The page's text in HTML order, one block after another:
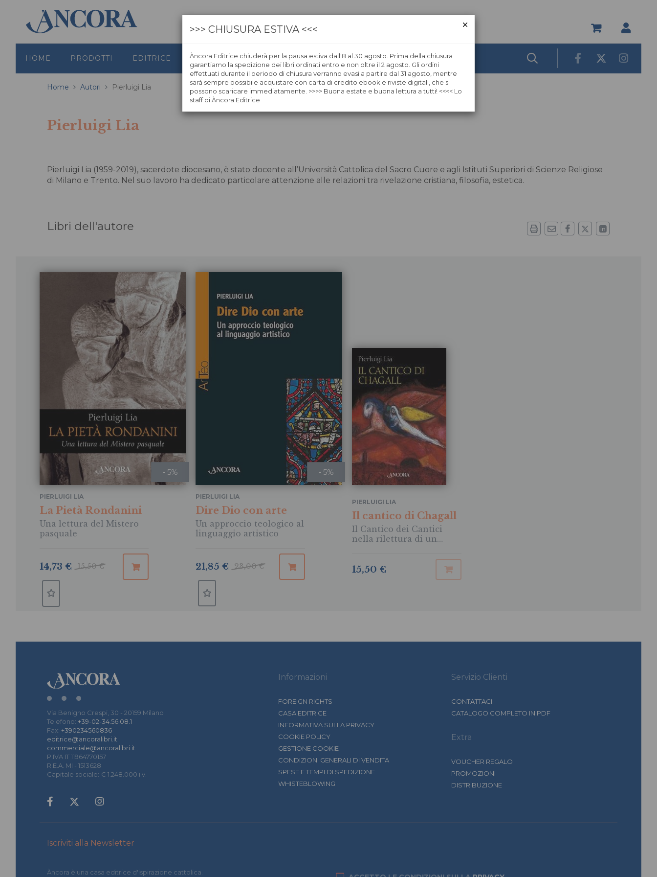
HOME PRODOTTI EDITRICE GRAFICA LIBRERIE ÀNCORAWOW
Home Autori Pierluigi Lia
Pierluigi Lia
Pierluigi Lia (1959-2019), sacerdote diocesano, è stato docente all’Università Cattolica del Sacro Cuore e agli Istituti Superiori di Scienze Religiose
di Milano e Trento. Nel suo lavoro ha dedicato particolare attenzione alle relazioni tra rivelazione cristiana, filosofia, estetica.
Libri dell'autore
- 5%
La Pietà Rondanini
Una lettura del Mistero
pasquale
PIERLUIGI LIA
15,50 €
14,73 €
- 5%
Dire Dio con arte
Un approccio teologico al
linguaggio artistico
PIERLUIGI LIA
23,00 €
21,85 €
Il cantico di Chagall
Il Cantico dei Cantici
nella rilettura di un
PIERLUIGI LIA
15,50 €
Via Benigno Crespi, 30 - 20159 Milano
Telefono: +39-02-34.56.08.1
Fax: +390234560836
editrice@ancoralibri.it
commerciale@ancoralibri.it
P.IVA IT 11964770157
R.E.A. MI - 1513628
Capitale sociale: € 1.248.000 i.v.
Informazioni
FOREIGN RIGHTS
CASA EDITRICE
INFORMATIVA SULLA PRIVACY
COOKIE POLICY
GESTIONE COOKIE
CONDIZIONI GENERALI DI VENDITA
SPESE E TEMPI DI SPEDIZIONE
WHISTEBLOWING
Servizio Clienti
CONTATTACI
CATALOGO COMPLETO IN PDF
Extra
VOUCHER REGALO
PROMOZIONI
DISTRIBUZIONE
Iscriviti alla Newsletter
Àncora è una casa editrice d'ispirazione cattolica.
>>> CHIUSURA ESTIVA <<<
Àncora Editrice chiuderà per la pausa estiva dall'8 al 30 agosto. Prima della chiusura
garantiamo la spedizione dei libri ordinati entro e non oltre il 2 agosto. Gli ordini
effettuati durante il periodo di chiusura verranno evasi a partire dal 31 agosto, mentre
sarà sempre possibile acquistare con carta di credito ebook e riviste digitali, che si
possono scaricare immediatamente. >>>> Buona estate e buona lettura a tutti! <<<< Lo
staff di Àncora Editrice